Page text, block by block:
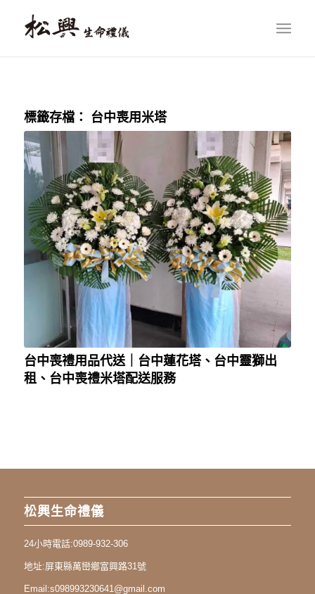
標籤存檔： 台中喪用米塔
台中喪禮用品代送｜台中蓮花塔、台中靈獅出
租、台中喪禮米塔配送服務
松興生命禮儀
24小時電話:0989-932-306
地址:屏東縣萬巒鄉富興路31號
Email:s098993230641@gmail.com